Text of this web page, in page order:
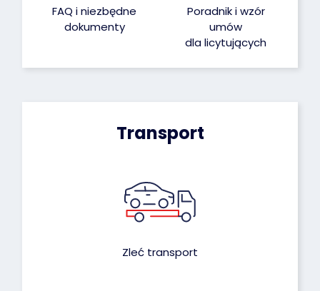
FAQ i niezbędne
dokumenty
Poradnik i wzór
umów
dla licytujących
Transport
Zleć transport